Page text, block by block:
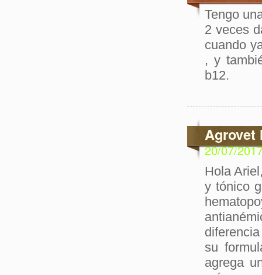
Tengo
2 veces
cuando
, y
b12.
Agrovet
20/07/
Hola
y tónico
su
agrega